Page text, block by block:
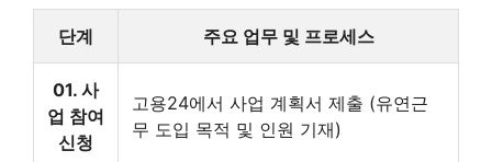
단계 주요 업무 및 프로세스
01. 사
업 참여
신청
고용24에서 사업 계획서 제출 (유연근
무 도입 목적 및 인원 기재)